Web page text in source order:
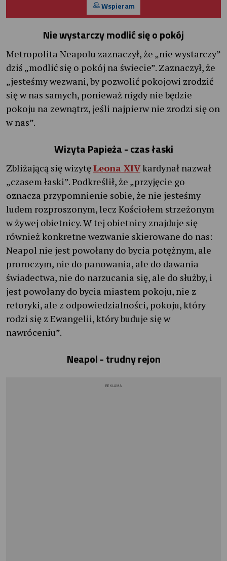
Wspieram
Nie wystarczy modlić się o pokój
Metropolita Neapolu zaznaczył, że „nie wystarczy”
dziś „modlić się o pokój na świecie”. Zaznaczył, że
„jesteśmy wezwani, by pozwolić pokojowi zrodzić
się w nas samych, ponieważ nigdy nie będzie
pokoju na zewnątrz, jeśli najpierw nie zrodzi się on
w nas”.
Wizyta Papieża - czas łaski
Zbliżającą się wizytęLeona XIVkardynał nazwał
„czasem łaski”. Podkreślił, że „przyjęcie go
oznacza przypomnienie sobie, że nie jesteśmy
ludem rozproszonym, lecz Kościołem strzeżonym
w żywej obietnicy. W tej obietnicy znajduje się
również konkretne wezwanie skierowane do nas:
Neapol nie jest powołany do bycia potężnym, ale
proroczym, nie do panowania, ale do dawania
świadectwa, nie do narzucania się, ale do służby, i
jest powołany do bycia miastem pokoju, nie z
retoryki, ale z odpowiedzialności, pokoju, który
rodzi się z Ewangelii, który buduje się w
nawróceniu”.
Neapol - trudny rejon
REKLAMA